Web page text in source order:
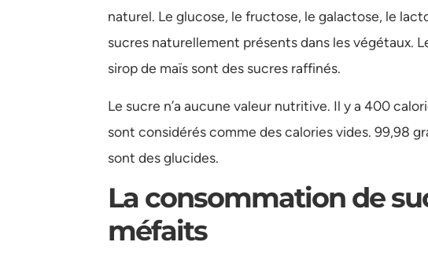
naturel. Le glucose, le fructose, le galactose, le
sucres naturellement présents dans les végétaux.
sirop de maïs sont des sucres raffinés.
Le sucre n’a aucune valeur nutritive. Il y a 400
sont considérés comme des calories vides. 99,98
sont des glucides.
La consommation de
méfaits